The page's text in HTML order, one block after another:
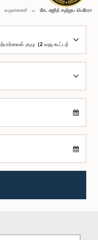
வருகைகள் கே. சுஜித் சஞ்ஜய பெரேரா